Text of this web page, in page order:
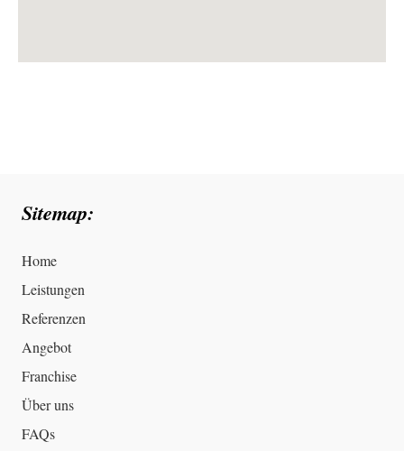
Sitemap:
Home
Leistungen
Referenzen
Angebot
Franchise
Über uns
FAQs